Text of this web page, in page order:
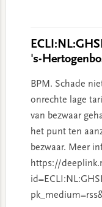
's-
BPM. Schade
onrechte lage
van bezwaar
het punt ten
bezwaar. Meer
https://